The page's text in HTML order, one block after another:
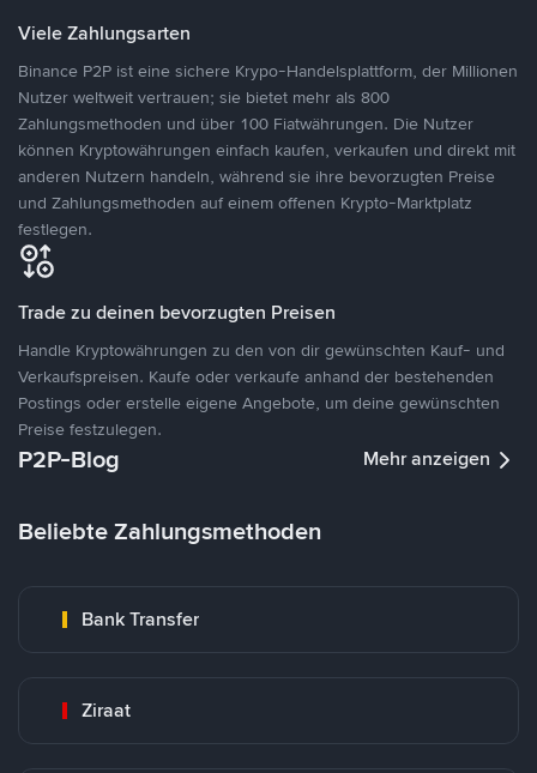
Viele Zahlungsarten
Binance P2P ist eine sichere Krypo-Handelsplattform, der Millionen
Nutzer weltweit vertrauen; sie bietet mehr als 800
Zahlungsmethoden und über 100 Fiatwährungen. Die Nutzer
können Kryptowährungen einfach kaufen, verkaufen und direkt mit
anderen Nutzern handeln, während sie ihre bevorzugten Preise
und Zahlungsmethoden auf einem offenen Krypto-Marktplatz
festlegen.
Trade zu deinen bevorzugten Preisen
Handle Kryptowährungen zu den von dir gewünschten Kauf- und
Verkaufspreisen. Kaufe oder verkaufe anhand der bestehenden
Postings oder erstelle eigene Angebote, um deine gewünschten
Preise festzulegen.
P2P-Blog Mehr anzeigen
Beliebte Zahlungsmethoden
Bank Transfer
Ziraat